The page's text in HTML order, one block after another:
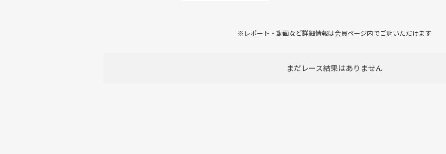
※レポート・動画など詳細情報は会員ページ内でご覧いただけます
まだレース結果はありません